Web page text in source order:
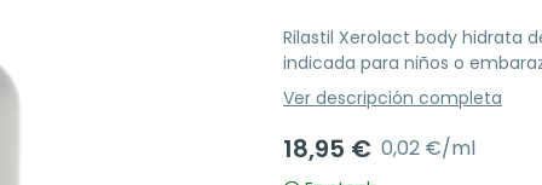
Rilastil Xerolact body hidrata
indicada para niños o
Ver descripción completa
18,95 € 0,02 €/ml